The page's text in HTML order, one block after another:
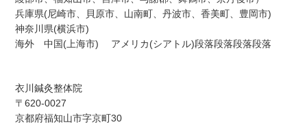
兵庫県(尼崎市、貝原市、山南町、丹波市、香美町、豊岡市)
神奈川県(横浜市)
海外 中国(上海市) アメリカ(シアトル)段落段落段落段落
衣川鍼灸整体院
〒620-0027
京都府福知山市字京町30